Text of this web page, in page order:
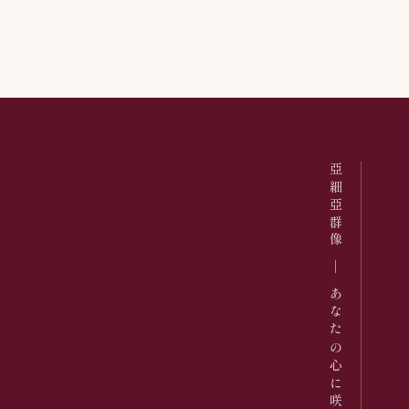
亞細亞群像 ─ あなたの心に咲くドラマを